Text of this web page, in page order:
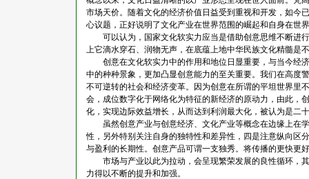
市场天价。随着文化的经济价值日益受到重视和开发，如今
心议题，正好说明了文化产业在世界范围的崛起和自身在世
可以认为，国家文化软实力应当是借助创意思维不断进
上它滴水穿石、润物无声，在底蕴上地中华民族文化精髓是
创意在文化软实力中的作用和地位日显重要，与当今经
中的种种景象，更加凸显创意能力的至关重要。我们在高度
不可逆转的社会和经济变革。因为创意在所谓的平坦世界里
会，成位数字化于网络化为特征的新经济的原动力，由此，
化，实现边际效益增长，从而达到利润最大化，被认为是二
虽然创意产业与创意经济、文化产业等概念在边缘上在
性，另外特别关注自身的独特性和差异性，四是注意纵向区
与盈利的长期性。创意产品可谓一支独秀。将传播的更快更
市场与产业以此为拉动，会呈现繁荣发展的良性循环，
力得以不断的提升和加强。